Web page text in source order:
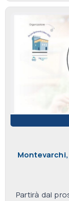
Partirà dal